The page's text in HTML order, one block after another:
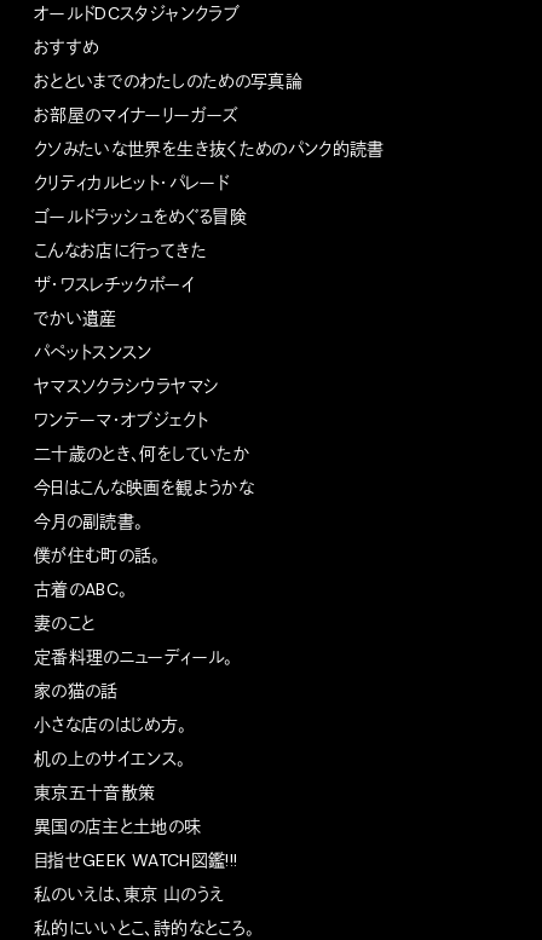
オールドDCスタジャンクラブ
おすすめ
おとといまでのわたしのための写真論
お部屋のマイナーリーガーズ
クソみたいな世界を生き抜くためのパンク的読書
クリティカルヒット・パレード
ゴールドラッシュをめぐる冒険
こんなお店に行ってきた
ザ・ワスレチックボーイ
でかい遺産
パペットスンスン
ヤマスソクラシウラヤマシ
ワンテーマ・オブジェクト
二十歳のとき、何をしていたか
今日はこんな映画を観ようかな
今月の副読書。
僕が住む町の話。
古着のABC。
妻のこと
定番料理のニューディール。
家の猫の話
小さな店のはじめ方。
机の上のサイエンス。
東京五十音散策
異国の店主と土地の味
目指せGEEK WATCH図鑑!!!
私のいえは、東京 山のうえ
私的にいいとこ、詩的なところ。